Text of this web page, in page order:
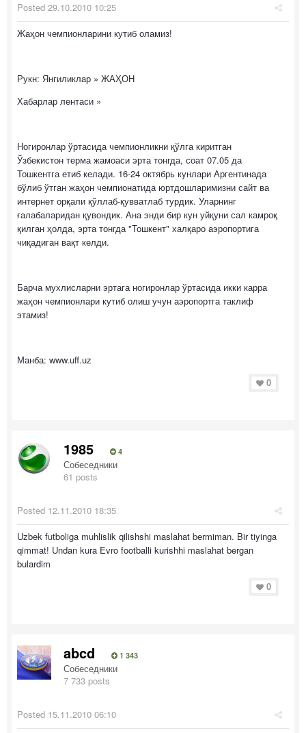
Posted 29.10.2010 10:25
Жаҳон чемпионларини кутиб оламиз!
Рукн: Янгиликлар » ЖАҲОН
Хабарлар лентаси »
Ногиронлар ўртасида чемпионликни қўлга киритган
Ўзбекистон терма жамоаси эрта тонгда, соат 07.05 да
Тошкентга етиб келади. 16-24 октябрь кунлари Аргентинада
бўлиб ўтган жаҳон чемпионатида юртдошларимизни сайт ва
интернет орқали қўллаб-қувватлаб турдик. Уларнинг
ғалабаларидан қувондик. Ана энди бир кун уйқуни сал камроқ
қилган ҳолда, эрта тонгда "Тошкент" халқаро аэропортига
чиқадиган вақт келди.
Барча мухлисларни эртага ногиронлар ўртасида икки карра
жаҳон чемпионлари кутиб олиш учун аэропортга таклиф
этамиз!
Манба: www.uff.uz
0
1985 4
Собеседники
61 posts
Posted 12.11.2010 18:35
Uzbek futboliga muhlislik qilishshi maslahat bermiman. Bir tiyinga
qimmat! Undan kura Evro footballi kurishhi maslahat bergan
bulardim
0
abcd 1 343
Собеседники
7 733 posts
Posted 15.11.2010 06:10